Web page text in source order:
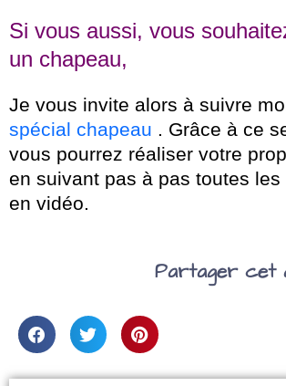
Si vous aussi, vous
un chapeau,
Je vous invite alors à suivre
spécial chapeau . Grâce à ce
vous pourrez réaliser votre
en suivant pas à pas toutes les
en vidéo.
Partager cet